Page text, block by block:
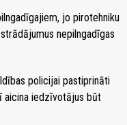
jo pirotehniku
nepilngadīgas
policijai pastiprināti
aicina iedzīvotājus būt